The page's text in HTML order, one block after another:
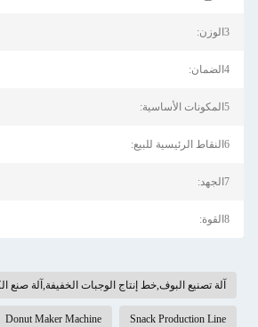
3الوزن:
4الضمان:
5المكونات الأساسية:
6النقاط الرئيسية للبيع:
7الجهد:
8القوة:
آلة تصنيع البوف,خط إنتاج الوجبات الخفيفة,آلة صنع
Snack Production Line
Donut Maker Machine